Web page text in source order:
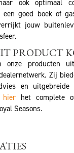
ook optimaal
een goed boek of
jouw
PRODUCT
onze producten
Zij
en
hier het complete
Seasons.